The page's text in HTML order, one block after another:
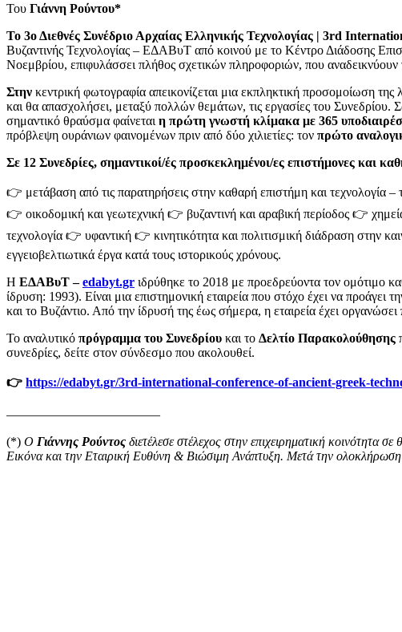
Του Γιάννη Ρούντου*
Το 3ο Διεθνές Συνέδριο Αρχαίας Ελληνικής Τεχνολογίας | 3rd
Βυζαντινής Τεχνολογίας – ΕΔΑΒυΤ από κοινού με το Κέντρο Διάδοσης
Νοεμβρίου, επιφυλάσσει πλήθος σχετικών πληροφοριών, που αναδεικνύουν
Στην κεντρική φωτογραφία απεικονίζεται μια εκπληκτική προσομοίωση της
και θα απασχολήσει, μεταξύ πολλών θεμάτων, τις εργασίες του
σημαντικό θραύσμα φαίνεται η πρώτη γνωστή κλίμακα με 365
πρόβλεψη ουράνιων φαινομένων πριν από δύο χιλιετίες: τον πρώτο
Σε 12 Συνεδρίες, σημαντικοί/ές προσκεκλημένοι/ες επιστήμονες και
👉 μετάβαση από τις παρατηρήσεις στην καθαρή επιστήμη και τεχνολογία
👉 οικοδομική και γεωτεχνική 👉 βυζαντινή και αραβική περίοδος 👉
τεχνολογία 👉 υφαντική 👉 κινητικότητα και πολιτισμική διάδραση στην
εγγειοβελτιωτικά έργα κατά τους ιστορικούς χρόνους.
Η ΕΔΑΒυΤ –edabyt.gr ιδρύθηκε το 2018 με προεδρεύοντα τον ομότιμο
ίδρυση: 1993). Είναι μια επιστημονική εταιρεία που στόχο έχει να προάγει
και το Βυζάντιο. Από την ίδρυσή της έως σήμερα, η εταιρεία έχει
Το αναλυτικό πρόγραμμα του Συνεδρίου και το Δελτίο Παρακολούθησης
συνεδρίες, δείτε στον σύνδεσμο που ακολουθεί.
👉 https://edabyt.gr/3rd-international-conference-of-ancient-greek-
————————————
(*) Ο Γιάννης Ρούντος διετέλεσε στέλεχος στην επιχειρηματική κοινότητα
Εικόνα και την Εταιρική Ευθύνη & Βιώσιμη Ανάπτυξη. Μετά την ολοκλήρωση